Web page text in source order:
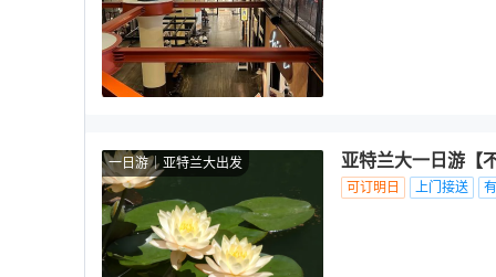
一日游 亚特兰大出发 亚特兰大一日游【
可订明日 上门接送